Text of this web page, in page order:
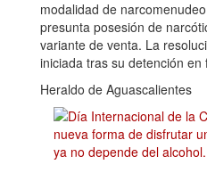
modalidad de
presunta posesión de
variante de venta. La
iniciada tras su detención en
Heraldo de Aguascalientes